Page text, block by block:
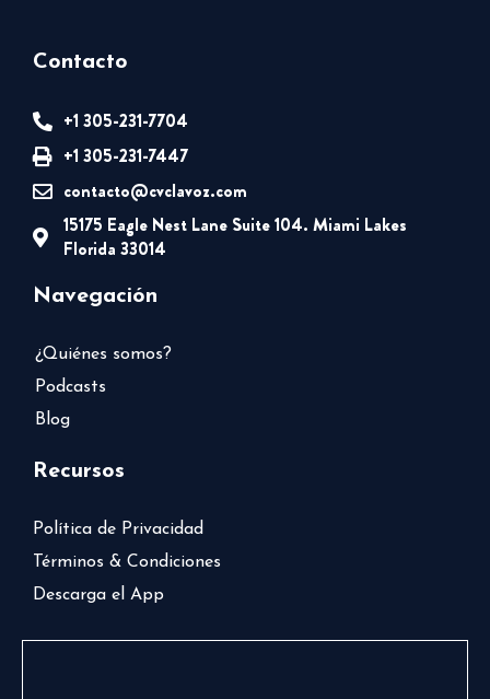
Contacto
+1 305-231-7704
+1 305-231-7447
contacto@cvclavoz.com
15175 Eagle Nest Lane Suite 104. Miami Lakes
Florida 33014
Navegación
¿Quiénes somos?
Podcasts
Blog
Recursos
Política de Privacidad
Términos & Condiciones
Descarga el App